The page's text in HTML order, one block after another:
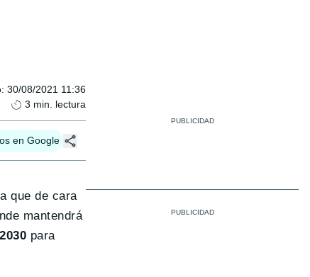
: 30/08/2021 11:36
3 min. lectura
en Google
que de cara
mantendrá
para